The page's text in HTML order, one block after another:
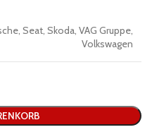
Seat, Skoda, VAG Gruppe,
Volkswagen